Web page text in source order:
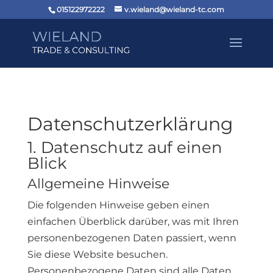
015122972222 v.wieland@wieland-tc.com
Datenschutz­erklärung
1. Datenschutz auf einen
Blick
Allgemeine Hinweise
Die folgenden Hinweise geben einen
einfachen Überblick darüber, was mit Ihren
personenbezogenen Daten passiert, wenn
Sie diese Website besuchen.